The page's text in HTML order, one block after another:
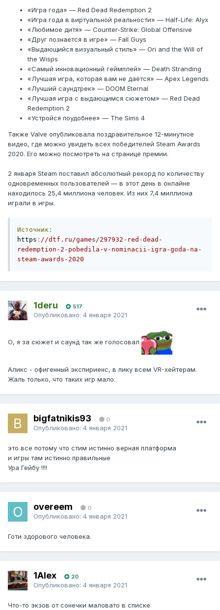
«Игра года» — Red Dead Redemption 2
«Игра года в виртуальной реальности» — Half-Life: Alyx
«Любимое дитя» — Counter-Strike: Global Offensive
«Друг познается в игре» — Fall Guys
«Выдающийся визуальный стиль» — Ori and the Will of
the Wisps
«Самый инновационный геймплей» — Death Stranding
«Лучшая игра, которая вам не даётся» — Apex Legends
«Лучший саундтрек» — DOOM Eternal
«Лучшая игра с выдающимся сюжетом» — Red Dead
Redemption 2
«Устройся поудобнее» — The Sims 4
Также Valve опубликовала поздравительное 12-минутное
видео, где можно увидеть всех победителей Steam Awards
2020. Его можно посмотреть на странице премии.
2 января Steam поставил абсолютный рекорд по количеству
одновременных пользователей — в этот день в онлайне
находилось 25,4 миллиона человек. Из них 7,4 миллиона
играли в игры.
Источник:
https : //dtf.ru/games/297932-red-dead-
redemption-2-pobedila-v-nominacii-igra-goda-na-
steam-awards-2020
1deru 517
Опубликовано: 4 января 2021
О, я за сюжет и саунд так же голосовал
Аликс - офигенный экспириенс, в пику всем VR-хейтерам.
Жаль только, что таких игр мало.
bigfatnikis93 0
Опубликовано: 4 января 2021
это все потому что стим истинно верная платформа
и игры там истинно правильные
Ура Гейбу !!!!
overeem 0
Опубликовано: 4 января 2021
Готи здорового человека.
1Alex 20
Опубликовано: 4 января 2021
Что-то экзов от сонечки маловато в списке